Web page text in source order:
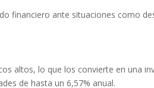
financiero ante situaciones como
altos, lo que los convierte en una
de hasta un 6,57% anual.